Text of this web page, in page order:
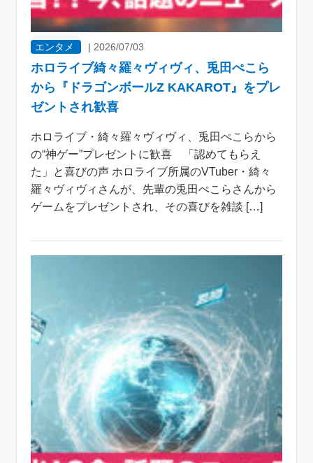
エンタメ | 2026/07/03
ホロライブ綺々羅々ヴィヴィ、兎田ぺこら
から『ドラゴンボールZ KAKAROT』をプレ
ゼントされ歓喜
ホロライブ・綺々羅々ヴィヴィ、兎田ぺこらから
の“神ゲー”プレゼントに歓喜 「認めてもらえ
た」と喜びの声 ホロライブ所属のVTuber・綺々
羅々ヴィヴィさんが、先輩の兎田ぺこらさんから
ゲームをプレゼントされ、その喜びを雑談 […]